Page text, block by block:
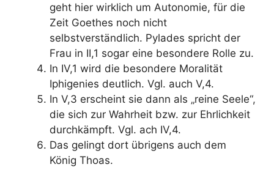
geht hier wirklich um Autonomie, für die
Zeit Goethes noch nicht
selbstverständlich. Pylades spricht der
Frau in II,1 sogar eine besondere Rolle zu.
In IV,1 wird die besondere Moralität
Iphigenies deutlich. Vgl. auch V,4.
In V,3 erscheint sie dann als „reine Seele“,
die sich zur Wahrheit bzw. zur Ehrlichkeit
durchkämpft. Vgl. ach IV,4.
Das gelingt dort übrigens auch dem
König Thoas.